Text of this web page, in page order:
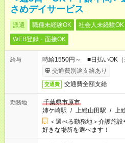
さめデイサービス
派遣 職種未経験OK 社会人未経験OK
WEB登録・面接OK
給与
時給1550円～ ■日払いOK（
交通費別途支給あり
交通費 交通費全額支給
勤務地
千葉県市原市
姉ケ崎駅 / 上総山田駅 / 上
＜選べる勤務地＞介護施
好きな場所を選べます！